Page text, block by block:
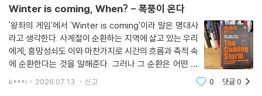
만약 현대에 강대국 간 전쟁이 발발한다면 그 결과는 상상을 초월할 것이
다. 대만, 한반도, 남중국해, 히말라야, 그리고 중동과 우크라이나 등 수많
은 잠재적 발화점 중 한 곳에서 충돌이 시작될 수 있다. 현대전은 인공지능
(AI), 무인 드론 군집, 사이버 무기, 극초음속 미사일 등의 기술 발전으로
인해 정치 지도자들이 외교적 결정을 내릴 수 있는 시간을 극단적으로 단
축시켰다. 결국 분쟁은 통제 불능 상태로 확대되어 몇백만 명의 목숨을 앗
아가고 인류의 발전을 한 세대 이상 후퇴시키는 끔찍한 재앙이 될 것이다.
Winter is coming, When? - 폭풍이 온다
'왕좌의 게임'에서 'Winter is coming'이라 말은 명대사
라고 생각한다. 사계절이 순환하는 지역에 살고 있는 우리
에게, 흥망성쇠도 이와 마찬가지로 시간의 흐름과 축적 속
에 순환한다는 것을 말해준다. 그러나 그 순환은 어떤 법
칙이라기보단 인간에 의해 자행되는 것이란 생각을 한다.
k***i 2026.07.13. 신고 0 댓글0